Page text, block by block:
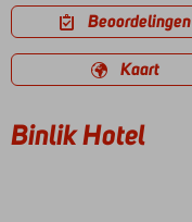
Beoordelingen
Kaart
Binlik Hotel